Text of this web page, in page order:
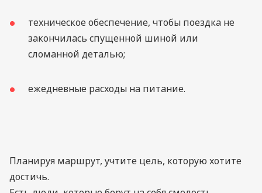
техническое обеспечение, чтобы поездка не
закончилась спущенной шиной или
сломанной деталью;
ежедневные расходы на питание.
Планируя маршрут, учтите цель, которую хотите
достичь.